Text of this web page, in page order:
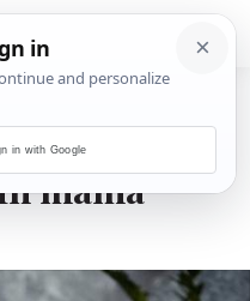
idu
mama
in with Google